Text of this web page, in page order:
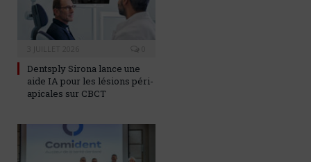
Dentsply Sirona lance une
aide IA pour les lésions péri-
apicales sur CBCT